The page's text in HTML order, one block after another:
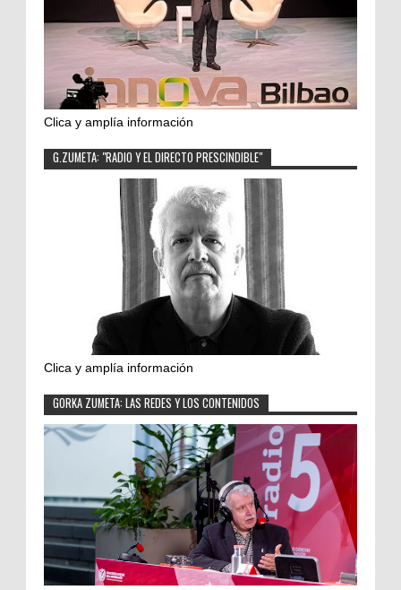
Clica y amplía información
G.ZUMETA: "RADIO Y EL DIRECTO PRESCINDIBLE"
Clica y amplía información
GORKA ZUMETA: LAS REDES Y LOS CONTENIDOS